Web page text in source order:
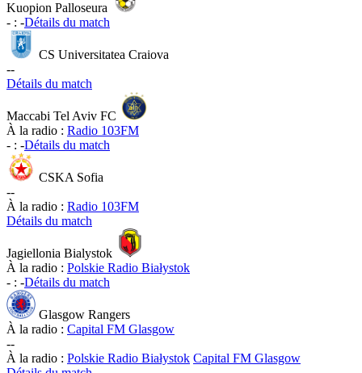
Kuopion Palloseura
- : -Détails du match
CS Universitatea Craiova
--
Détails du match
Maccabi Tel Aviv FC
À la radio : Radio 103FM
- : -Détails du match
CSKA Sofia
--
À la radio : Radio 103FM
Détails du match
Jagiellonia Bialystok
À la radio : Polskie Radio Białystok
- : -Détails du match
Glasgow Rangers
À la radio : Capital FM Glasgow
--
À la radio : Polskie Radio Białystok Capital FM Glasgow